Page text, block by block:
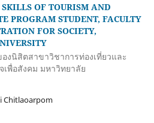
OF TOURISM AND
PROGRAM STUDENT, FACULTY
FOR SOCIETY,
งนิสิตสาขาวิชาการท่องเที่ยวและ
พื่อสังคม มหาวิทยาลัย
Chitlaoarpom